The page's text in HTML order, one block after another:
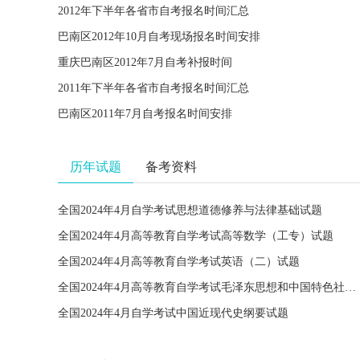
2012年下半年各省市自考报名时间汇总
巴南区2012年10月自考现场报名时间安排
重庆巴南区2012年7月自考补报时间
2011年下半年各省市自考报名时间汇总
巴南区2011年7月自考报名时间安排
历年试题 备考资料
全国2024年4月自学考试思想道德修养与法律基础试题
全国2024年4月高等教育自学考试高等数学（工专）试题
全国2024年4月高等教育自学考试英语（二）试题
全国2024年4月高等教育自学考试毛泽东思想和中国特色社会主义理论体系概论试题
全国2024年4月自学考试中国近现代史纲要试题